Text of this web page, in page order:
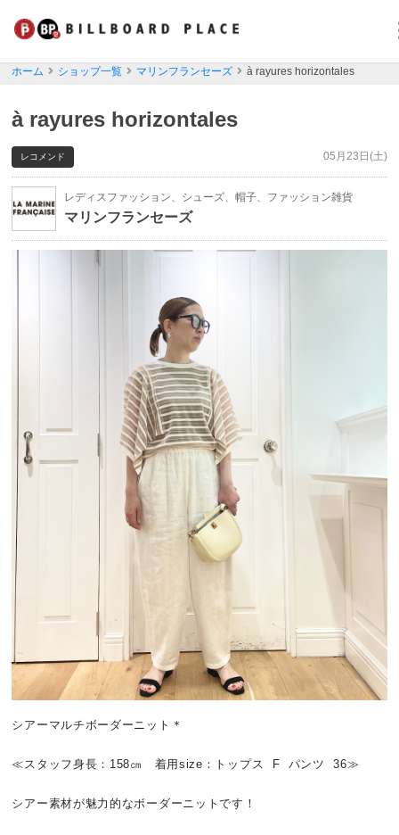
ホーム ショップ一覧 マリンフランセーズ à rayures horizontales
à rayures horizontales
05月23日(土)
レコメンド
レディスファッション、シューズ、帽子、ファッション雑貨
マリンフランセーズ
シアーマルチボーダーニット＊
≪スタッフ身長：158㎝ 着用size：トップス F パンツ 36≫
シアー素材が魅力的なボーダーニットです！